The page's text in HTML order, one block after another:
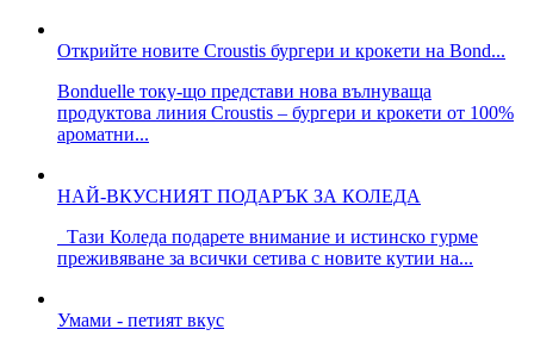
Открийте новите Croustis бургери и крокети на Bond...
Bonduelle току-що представи нова вълнуваща
продуктова линия Croustis – бургери и крокети от 100%
ароматни...
НАЙ-ВКУСНИЯТ ПОДАРЪК ЗА КОЛЕДА
Тази Коледа подарете внимание и истинско гурме
преживяване за всички сетива с новите кутии на...
Умами - петият вкус